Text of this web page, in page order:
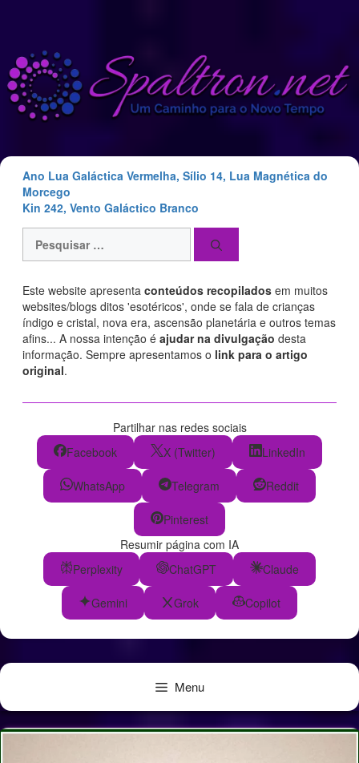
conteúdo
Ano Lua Galáctica Vermelha, Sílio 14, Lua Magnética do
Morcego
Kin 242, Vento Galáctico Branco
por:
Este website apresenta conteúdos recopilados em muitos
websites/blogs ditos 'esotéricos', onde se fala de crianças
índigo e cristal, nova era, ascensão planetária e outros temas
afins... A nossa intenção é ajudar na divulgação desta
informação. Sempre apresentamos o link para o artigo
original.
Partilhar nas redes sociais
Facebook
X (Twitter) LinkedIn
WhatsApp Telegram Reddit
Pinterest
Resumir página com IA
Perplexity
ChatGPT Claude
Gemini Grok Copilot
Menu